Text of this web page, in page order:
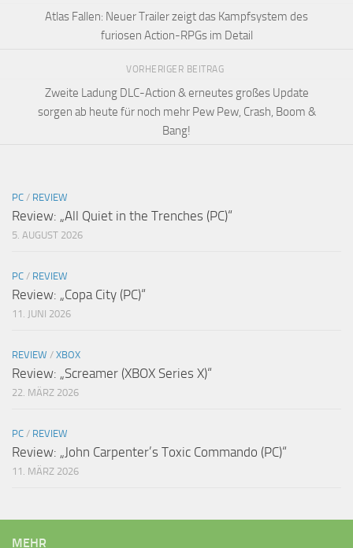
Atlas Fallen: Neuer Trailer zeigt das Kampfsystem des
furiosen Action-RPGs im Detail
VORHERIGER BEITRAG
Zweite Ladung DLC-Action & erneutes großes Update
sorgen ab heute für noch mehr Pew Pew, Crash, Boom &
Bang!
PC / REVIEW
Review: „All Quiet in the Trenches (PC)“
5. AUGUST 2026
PC / REVIEW
Review: „Copa City (PC)“
11. JUNI 2026
REVIEW / XBOX
Review: „Screamer (XBOX Series X)“
22. MÄRZ 2026
PC / REVIEW
Review: „John Carpenter’s Toxic Commando (PC)“
11. MÄRZ 2026
MEHR